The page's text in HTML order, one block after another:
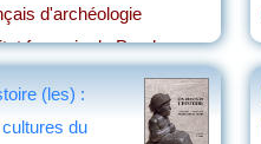
d'archéologie
français du Proche-
(les) :
du